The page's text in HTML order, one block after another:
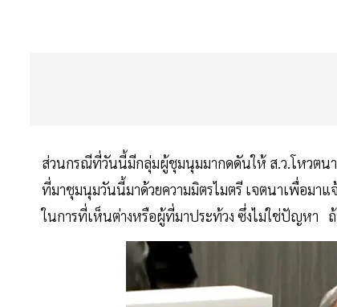
ส่วนกรณีที่วันนี้มีกลุ่มผู้ชุมนุมมากดดันให้ ส.ว.โหวตน
ที่มาชุมนุมวันนี้มาด้วยความมิตรไมตรี เจตนาเพื่อมาแ
ในการที่เห็นต่างหรือผู้ที่มาประท้วง ซึ่งไม่ใช่ปัญหา